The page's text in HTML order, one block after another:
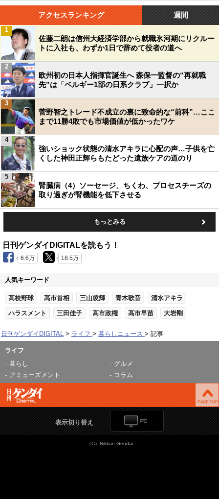
アクセスランキング 週間
佐藤二朗は信州大経済学部から就職氷河期にリクルー
トに入社も、わずか1日で辞めて役者の道へ
1
欧州初の日本人指揮官誕生へ 森保一監督の“再就職
先”は「ベルギー1部の日系クラブ」一択か
2
菅野智之トレード不成立の裏に致命的な“前科”…ここ
まで11勝4敗でも市場価値が低かったワケ
3
強いショック状態の清水アキラに心配の声…子供を亡
くした神田正輝らもたどった遺族ケアの道のり
4
腎臓病（4）ソーセージ、ちくわ、プロセスチーズの
取り過ぎが腎機能を低下させる
5
もっとみる
日刊ゲンダイDIGITALを読もう！
6.6万 18.5万
人気キーワード
高校野球 高市首相 三山凌輝 青木歌音 清水アキラ
ハラスメント 三田佳子 高市政権 高市早苗 大岩剛
日刊ゲンダイDIGITAL ライフ 暮らしニュース 記事
ライフ
暮らし
グルメ
アミューズメント
コラム
表示切り替え
（C）Nikkan Gendai